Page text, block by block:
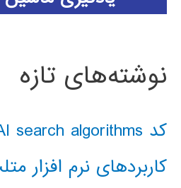
نوشته‌های تازه
کد classical AI search algorithms
کاربردهای نرم افزار